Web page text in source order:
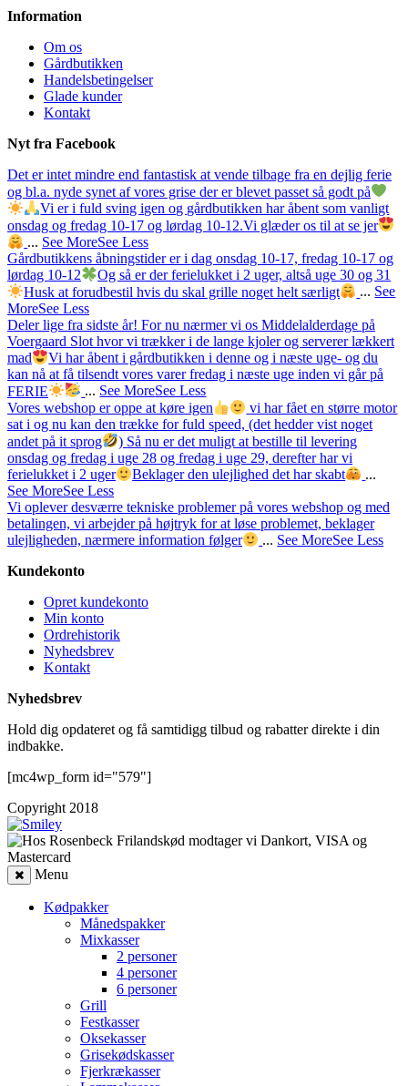
Information
Om os
Gårdbutikken
Handelsbetingelser
Glade kunder
Kontakt
Nyt fra Facebook
Det er intet mindre end fantastisk at vende tilbage fra en dejlig ferie
og bl.a. nyde synet af vores grise der er blevet passet så godt på
Vi er i fuld sving igen og gårdbutikken har åbent som vanligt
onsdag og fredag 10-17 og lørdag 10-12.Vi glæder os til at se jer
... See MoreSee Less
Gårdbutikkens åbningstider er i dag onsdag 10-17, fredag 10-17 og
lørdag 10-12
Og så er der ferielukket i 2 uger, altså uge 30 og 31
Husk at forudbestil hvis du skal grille noget helt særligt
... See
MoreSee Less
Deler lige fra sidste år! For nu nærmer vi os Middelalderdage på
Voergaard Slot hvor vi trækker i de lange kjoler og serverer lækkert
mad
Vi har åbent i gårdbutikken i denne og i næste uge- og du
kan nå at få tilsendt vores varer fredag i næste uge inden vi går på
FERIE
... See MoreSee Less
Vores webshop er oppe at køre igen
vi har fået en større motor
sat i og nu kan den trække for fuld speed, (det hedder vist noget
andet på it sprog
) Så nu er det muligt at bestille til levering
onsdag og fredag i uge 28 og fredag i uge 29, derefter har vi
ferielukket i 2 uger
Beklager den ulejlighed det har skabt
...
See MoreSee Less
Vi oplever desværre tekniske problemer på vores webshop og med
betalingen, vi arbejder på højtryk for at løse problemet, beklager
ulejligheden, nærmere information følger
... See MoreSee Less
Kundekonto
Opret kundekonto
Min konto
Ordrehistorik
Nyhedsbrev
Kontakt
Nyhedsbrev
Hold dig opdateret og få samtidigg tilbud og rabatter direkte i din
indbakke.
[mc4wp_form id="579"]
Copyright 2018
Menu
Kødpakker
Månedspakker
Mixkasser
2 personer
4 personer
6 personer
Grill
Festkasser
Oksekasser
Grisekødskasser
Fjerkrækasser